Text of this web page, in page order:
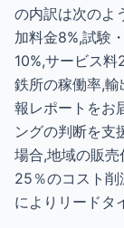
の内訳は次のよ
加料金8%,試験
10%,サービス
鉄所の稼働率,
報レポートをお
ングの判断を支
場合,地域の販
25％のコスト削
によりリードタ